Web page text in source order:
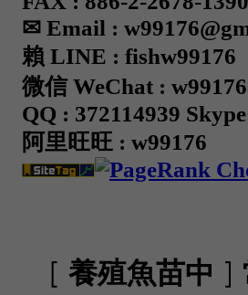
[ 養殖魚苗中 ]